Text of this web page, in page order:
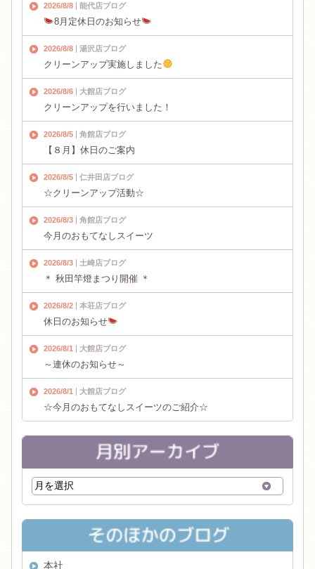
2026/8/8 能代店ブログ
8月定休日のお知らせ
2026/8/8 湯沢店ブログ
クリーンアップ実施しました
2026/8/6 大館店ブログ
クリーンアップを行いました！
2026/8/5 角館店ブログ
【８月】休日のご案内
2026/8/5 仁井田店ブログ
☆クリーンアップ活動☆
2026/8/3 角館店ブログ
今月のおもてなしスイーツ
2026/8/3 土崎店ブログ
＊ 秋田竿燈まつり開催 ＊
2026/8/2 本荘店ブログ
休日のお知らせ
2026/8/1 大館店ブログ
～連休のお知らせ～
2026/8/1 大館店ブログ
☆今月のおもてなしスイーツのご紹介☆
本社